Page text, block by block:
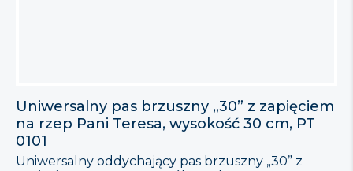
Uniwersalny pas brzuszny „30” z zapięciem
na rzep Pani Teresa, wysokość 30 cm, PT
0101
Uniwersalny oddychający pas brzuszny „30” z